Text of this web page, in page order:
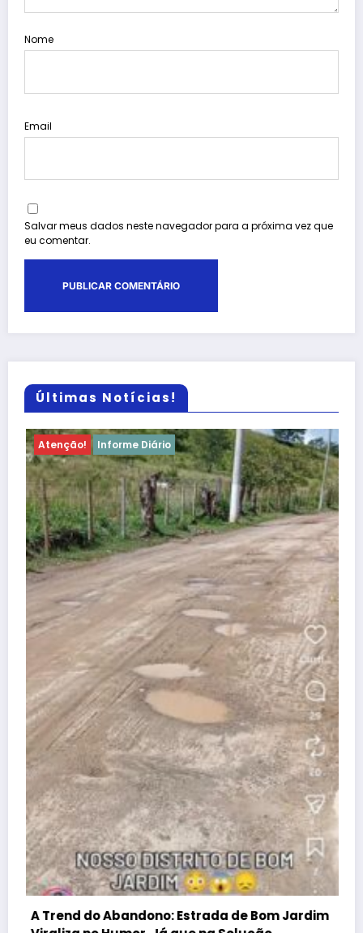
Nome
Email
Salvar meus dados neste navegador para a próxima vez que
eu comentar.
Últimas Notícias!
de Bom Jardim
Atenção! Informe Diário
Atenção, Bom Jesus! Alerta
dificuldades no Programa
dezembro 25, 2025 Wisley
Conheça nossa cidade Denúncia
Contato
APAN
A REDE
Blog Wisley Fernandes - 2025 - Ligue: (22) 99908-4338 -
CNPJ:38.455.321/0001-53 | Powered By
SpiceThemes